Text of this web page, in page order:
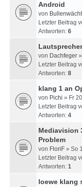
Android
von
Letzter Beitrag
Antworten: 6
von Dachfeger
Letzter Beitrag
Antworten: 8
klang 1 an
von Pichi » Fr
Letzter Beitrag
Antworten: 4
Mediavision
Problem
von FloriF » So
Letzter Beitrag
Antworten: 1
loewe klang